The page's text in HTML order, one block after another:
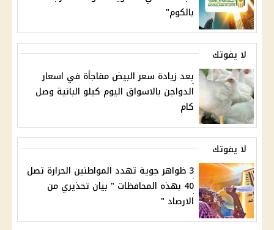
بالكوم"
لا يفوتك
بعد زيادة سعر البيض مفاجأة في اسعار
الدواجن بالاسواق اليوم كيلو البانية وصل
كام
لا يفوتك
3 ظواهر جوية تهدد المواطنين الحرارة تصل
40 بهذه المحافظات " بيان تحذيري من
الارصاد "